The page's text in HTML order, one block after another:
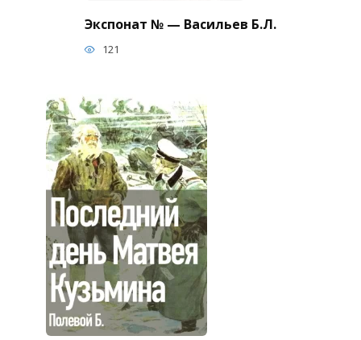
Экспонат № — Васильев Б.Л.
121